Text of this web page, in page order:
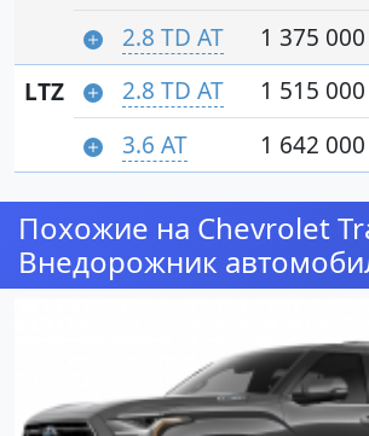
2.8 TD AT
1 375
LTZ
2.8 TD AT 1 515
3.6 AT
1 642
Похожие на Chevrolet
Внедорожник